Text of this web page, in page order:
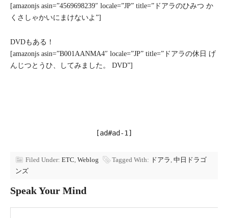
[amazonjs asin=”4569698239″ locale=”JP” title=”ドアラのひみつ か
くさしゃかいにまけないよ”]
DVDもある！
[amazonjs asin=”B001AANMA4″ locale=”JP” title=”ドアラの休日 げ
んじつとうひ、してみました。 DVD”]
[ad#ad-1]
Filed Under: ETC, Weblog Tagged With: ドアラ , 中日ドラゴ
ンズ
Speak Your Mind